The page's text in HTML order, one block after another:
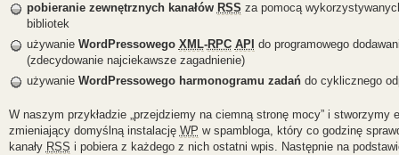
pobieranie zewnętrznych kanałów RSS za pomocą
bibliotek
używanie WordPressowego XML-RPC API do programowego
(zdecydowanie najciekawsze zagadnienie)
używanie WordPressowego harmonogramu zadańdo cyklicznego
W naszym przykładzie „przejdziemy na ciemną stronę mocy” i stworzymy
zmieniający domyślną instalację WP w spambloga, który co godzinę
kanały RSS i pobiera z każdego z nich ostatni wpis. Następnie na